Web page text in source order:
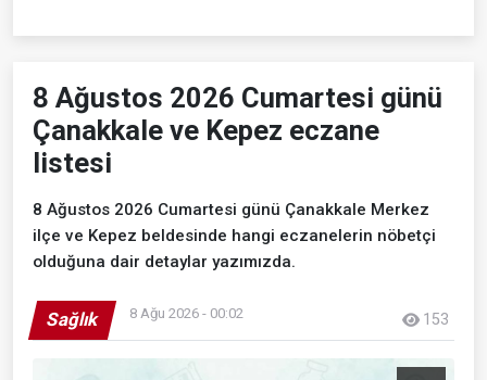
8 Ağustos 2026 Cumartesi günü
Çanakkale ve Kepez eczane
listesi
8 Ağustos 2026 Cumartesi günü Çanakkale Merkez
ilçe ve Kepez beldesinde hangi eczanelerin nöbetçi
olduğuna dair detaylar yazımızda.
Sağlık 8 Ağu 2026 - 00:02 153